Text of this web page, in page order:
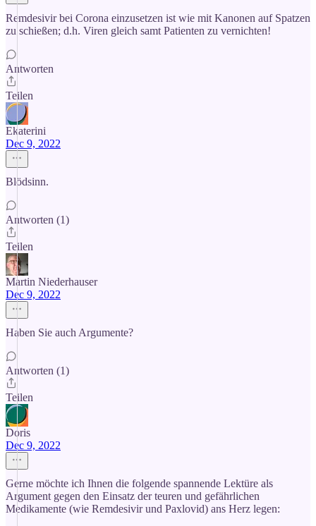
Remdesivir bei Corona einzusetzen ist wie mit Kanonen auf Spatzen
zu schießen; d.h. Viren gleich samt Patienten zu vernichten!
Antworten
Teilen
Ekaterini
Dec 9, 2022
Blödsinn.
Antworten (1)
Teilen
Martin Niederhauser
Dec 9, 2022
Haben Sie auch Argumente?
Antworten (1)
Teilen
Doris
Dec 9, 2022
Gerne möchte ich Ihnen die folgende spannende Lektüre als
Argument gegen den Einsatz der teuren und gefährlichen
Medikamente (wie Remdesivir und Paxlovid) ans Herz legen: